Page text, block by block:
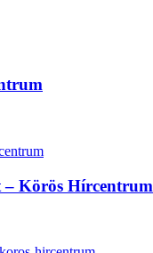
– Körös Hírcentrum